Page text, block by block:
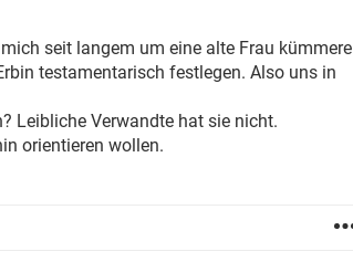
seit langem um eine alte Frau kümmere
testamentarisch festlegen. Also uns in
Leibliche Verwandte hat sie nicht.
orientieren wollen.